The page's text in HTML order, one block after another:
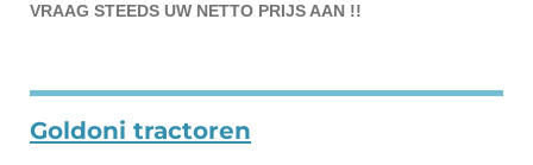
VRAAG STEEDS UW NETTO PRIJS AAN !!
Goldoni tractoren